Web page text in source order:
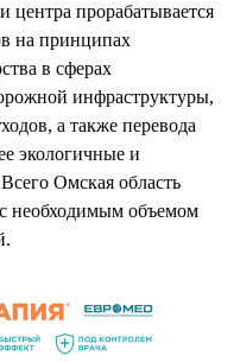
прорабатывается
на принципах
в сферах
инфраструктуры,
а также перевода
экологичные и
Омская область
необходимым объемом